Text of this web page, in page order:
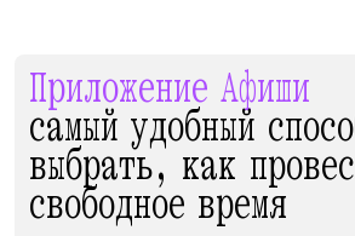
Приложение Афиши
самый удобный
выбрать, как
свободное время